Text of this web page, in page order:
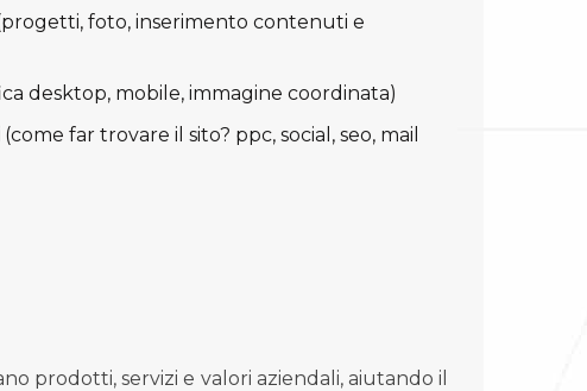
foto, inserimento contenuti e
desktop, mobile, immagine coordinata)
(come far trovare il sito? ppc, social, seo, mail
prodotti, servizi e valori aziendali, aiutando il